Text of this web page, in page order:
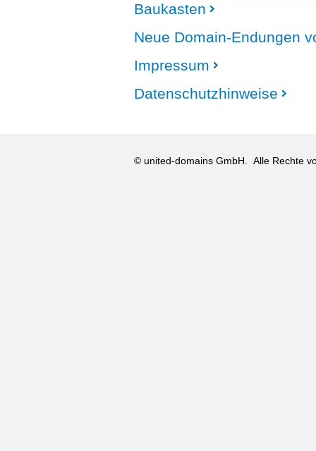
Baukasten
Neue Domain-Endungen
Impressum
Datenschutzhinweise
© united-domains GmbH. Alle Rechte